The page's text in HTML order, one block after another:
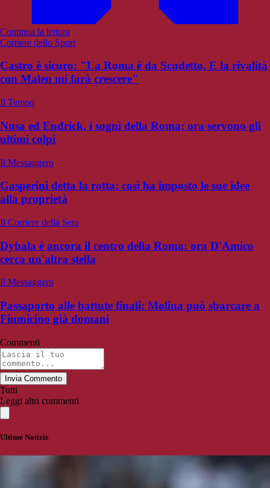
Continua la lettura
Corriere dello Sport
Castro è sicuro: "La Roma è da Scudetto. E la rivalità
con Malen mi farà crescere"
Il Tempo
Nusa ed Endrick, i sogni della Roma: ora servono gli
ultimi colpi
Il Messaggero
Gasperini detta la rotta: così ha imposto le sue idee
alla proprietà
Il Corriere della Sera
Dybala è ancora il centro della Roma: ora D'Amico
cerca un'altra stella
Il Messaggero
Passaporto alle battute finali: Molina può sbarcare a
Fiumicino già domani
Commenti
Invia Commento
Tutti
Leggi altri commenti
Ultime Notizie